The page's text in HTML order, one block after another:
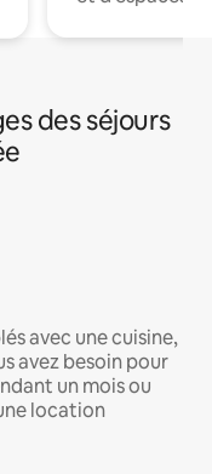
des séjours
avec une cuisine,
avez besoin pour
un mois ou
location